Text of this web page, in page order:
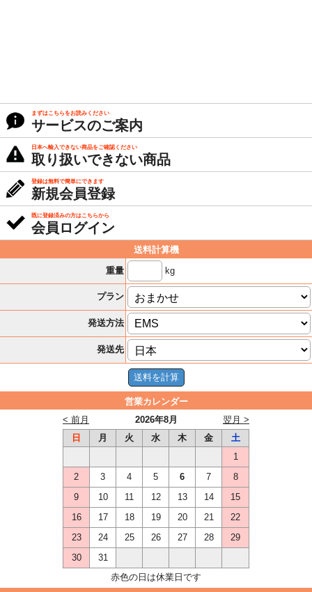
まずはこちらをお読みください
サービスのご案内
日本へ輸入できない商品をご確認ください
取り扱いできない商品
登録は無料で簡単にできます
新規会員登録
既に登録済みの方はこちらから
会員ログイン
送料計算機
重量
kg
プラン
発送方法
発送先
営業カレンダー
2026年8月
< 前月
翌月 >
日
月 火 水 木 金
土
1
2
3 4 5 6 7
8
9
10 11 12 13 14
15
16
17 18 19 20 21
22
23
24 25 26 27 28
29
30
31
赤色の日は休業日です